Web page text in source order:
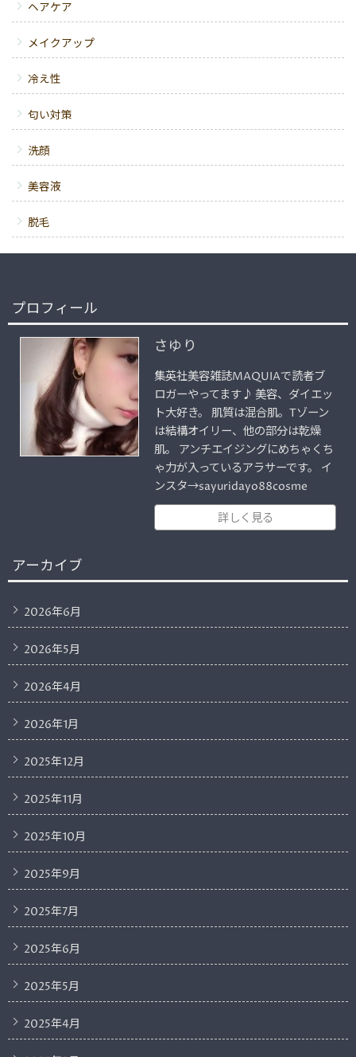
ヘアケア
メイクアップ
冷え性
匂い対策
洗顔
美容液
脱毛
プロフィール
さゆり
集英社美容雑誌MAQUIAで読者ブ
ロガーやってます♪ 美容、ダイエッ
ト大好き。 肌質は混合肌。Tゾーン
は結構オイリー、他の部分は乾燥
肌。 アンチエイジングにめちゃくち
ゃ力が入っているアラサーです。 イ
ンスタ→sayuridayo88cosme
詳しく見る
アーカイブ
2026年6月
2026年5月
2026年4月
2026年1月
2025年12月
2025年11月
2025年10月
2025年9月
2025年7月
2025年6月
2025年5月
2025年4月